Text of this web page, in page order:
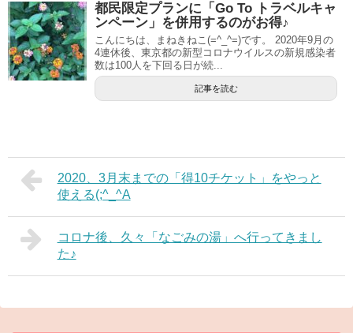
都民限定プランに「Go To トラベルキャ
ンペーン」を併用するのがお得♪
こんにちは、まねきねこ(=^_^=)です。 2020年9月の
4連休後、東京都の新型コロナウイルスの新規感染者
数は100人を下回る日が続...
記事を読む
2020、3月末までの「得10チケット」をやっと
使える(;^_^A
コロナ後、久々「なごみの湯」へ行ってきまし
た♪